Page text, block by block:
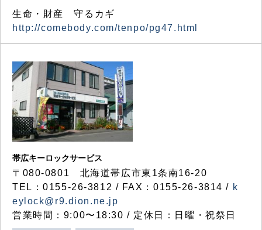
生命・財産 守るカギ
http://comebody.com/tenpo/pg47.html
帯広キーロックサービス
〒080-0801 北海道帯広市東1条南16-20
TEL：0155-26-3812 / FAX：0155-26-3814 / k
eylock@r9.dion.ne.jp
営業時間：9:00〜18:30 / 定休日：日曜・祝祭日